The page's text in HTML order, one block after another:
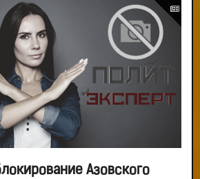
Азовского